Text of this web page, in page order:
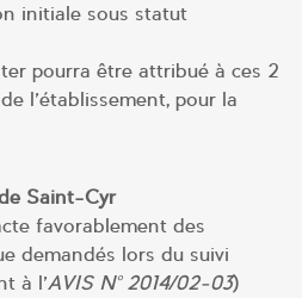
initiale sous statut
pourra être attribué à ces 2
l’établissement, pour la
Saint-Cyr
favorablement des
demandés lors du suivi
à l’AVIS N° 2014/02-03)